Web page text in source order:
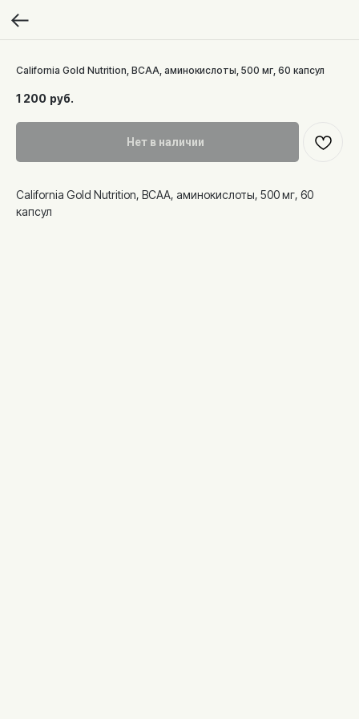
California Gold Nutrition, BCAA, аминокислоты, 500 мг, 60 капсул
1 200 руб.
Нет в наличии
California Gold Nutrition, BCAA, аминокислоты, 500 мг, 60
капсул